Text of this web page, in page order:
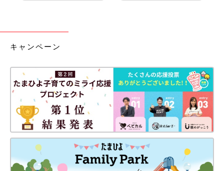
キャンペーン